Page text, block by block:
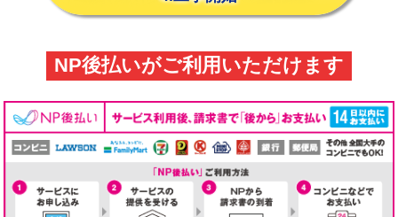
NP後払いがご利用いただけます